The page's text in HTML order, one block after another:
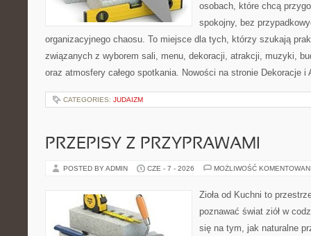
osobach, które chcą
spokojny, bez
organizacyjnego chaosu. To miejsce dla tych, którzy szukają
związanych z wyborem sali, menu, dekoracji, atrakcji, muzyki,
oraz atmosfery całego spotkania. Nowości na stronie Dekoracje
CATEGORIES: JUDAIZM
PRZEPISY Z PRZYPRAWAMI
POSTED BY ADMIN CZE - 7 - 2026 MOŻLIWOŚĆ
Zioła od Kuchni to
poznawać świat ziół w
się na tym, jak naturalne